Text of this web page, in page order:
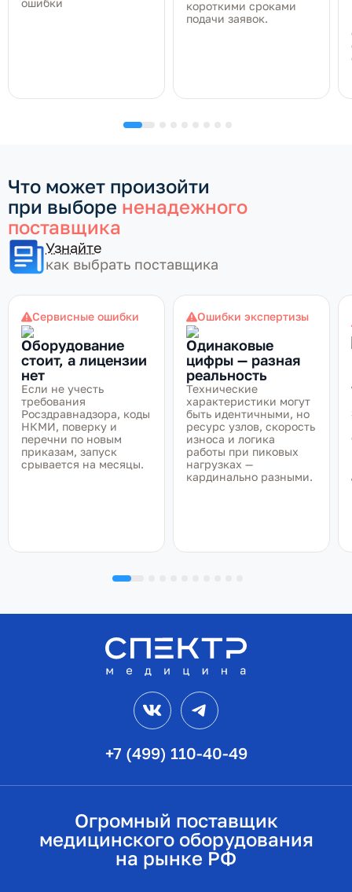
короткими сроками
подачи заявок.
Что может произойти
при выборе ненадежного
поставщика
Узнайте
как выбрать поставщика
Сервисные ошибки
Оборудование
стоит, а лицензии
нет
Если не учесть
требования
Росздравнадзора, коды
НКМИ, поверку и
перечни по новым
приказам, запуск
срывается на месяцы.
Ошибки экспертизы
Одинаковые
цифры — разная
реальность
Технические
характеристики могут
быть идентичными, но
ресурс узлов, скорость
износа и логика
работы при пиковых
нагрузках —
кардинально разными.
+7 (499) 110-40-49
VK
Огромный поставщик
медицинского оборудования
на рынке РФ